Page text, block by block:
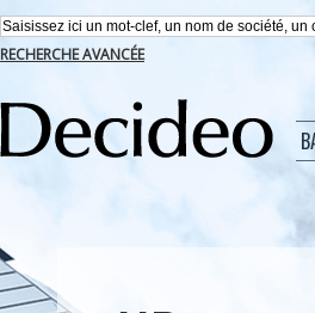
RECHERCHE AVANCÉE